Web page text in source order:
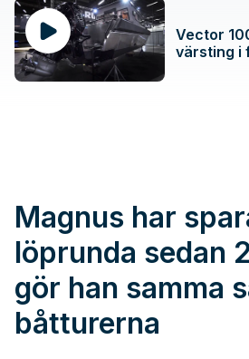
Vector
värsting i
Magnus har
löprunda sedan
gör han samma
båtturerna